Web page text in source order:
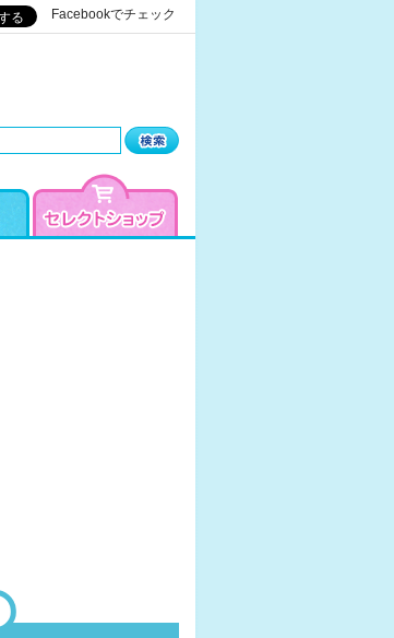
Facebookでチェック